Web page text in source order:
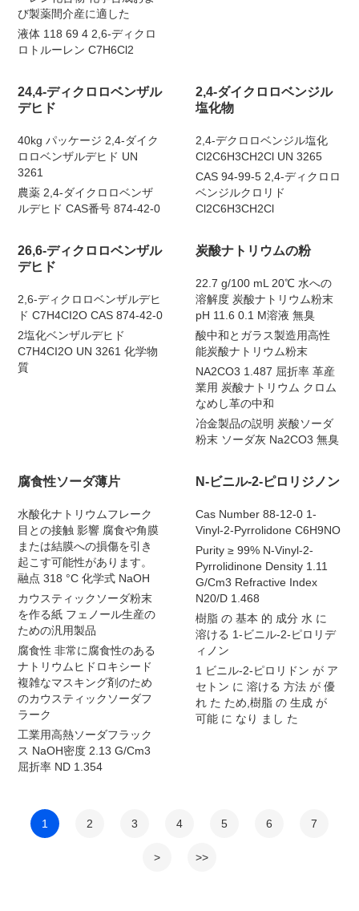
び製薬間介産に適した
液体 118 69 4 2,6-ディクロ
ロトルーレン C7H6Cl2
24,4-ディクロロベンザル
デヒド
40kg パッケージ 2,4-ダイク
ロロベンザルデヒド UN
3261
農薬 2,4-ダイクロロベンザ
ルデヒド CAS番号 874-42-0
2,4-ダイクロロベンジル
塩化物
2,4-デクロロベンジル塩化
Cl2C6H3CH2Cl UN 3265
CAS 94-99-5 2,4-ディクロロ
ベンジルクロリド
Cl2C6H3CH2Cl
26,6-ディクロロベンザル
デヒド
2,6-ディクロロベンザルデヒ
ド C7H4CI2O CAS 874-42-0
2塩化ベンザルデヒド
C7H4CI2O UN 3261 化学物
質
炭酸ナトリウムの粉
22.7 g/100 mL 20℃ 水への
溶解度 炭酸ナトリウム粉末
pH 11.6 0.1 M溶液 無臭
酸中和とガラス製造用高性
能炭酸ナトリウム粉末
NA2CO3 1.487 屈折率 革産
業用 炭酸ナトリウム クロム
なめし革の中和
冶金製品の説明 炭酸ソーダ
粉末 ソーダ灰 Na2CO3 無臭
腐食性ソーダ薄片
水酸化ナトリウムフレーク
目との接触 影響 腐食や角膜
または結膜への損傷を引き
起こす可能性があります。
融点 318 °C 化学式 NaOH
カウスティックソーダ粉末
を作る紙 フェノール生産の
ための汎用製品
腐食性 非常に腐食性のある
ナトリウムヒドロキシード
複雑なマスキング剤のため
のカウスティックソーダフ
ラーク
工業用高熱ソーダフラック
ス NaOH密度 2.13 G/Cm3
屈折率 ND 1.354
N-ビニル-2-ピロリジノン
Cas Number 88-12-0 1-
Vinyl-2-Pyrrolidone C6H9NO
Purity ≥ 99% N-Vinyl-2-
Pyrrolidinone Density 1.11
G/Cm3 Refractive Index
N20/D 1.468
樹脂 の 基本 的 成分 水 に
溶ける 1-ビニル-2-ピロリデ
ィノン
1 ビニル-2-ピロリドン が ア
セトン に 溶ける 方法 が 優
れ た ため,樹脂 の 生成 が
可能 に なり まし た
1 2 3 4 5 6 7
> >>